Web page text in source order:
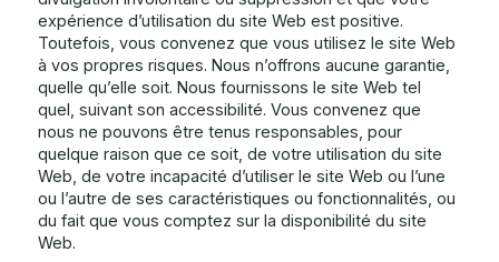
expérience d’utilisation du site Web est positive.
Toutefois, vous convenez que vous utilisez le site Web
à vos propres risques. Nous n’offrons aucune garantie,
quelle qu’elle soit. Nous fournissons le site Web tel
quel, suivant son accessibilité. Vous convenez que
nous ne pouvons être tenus responsables, pour
quelque raison que ce soit, de votre utilisation du site
Web, de votre incapacité d’utiliser le site Web ou l’une
ou l’autre de ses caractéristiques ou fonctionnalités, ou
du fait que vous comptez sur la disponibilité du site
Web.